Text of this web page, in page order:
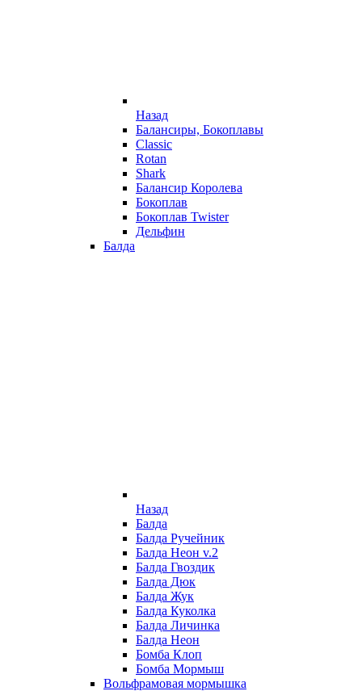
Назад
Балансиры, Бокоплавы
Classic
Rotan
Shark
Балансир Королева
Бокоплав
Бокоплав Twister
Дельфин
Балда
Назад
Балда
Балда Ручейник
Балда Неон v.2
Балда Гвоздик
Балда Дюк
Балда Жук
Балда Куколка
Балда Личинка
Балда Неон
Бомба Клоп
Бомба Мормыш
Вольфрамовая мормышка